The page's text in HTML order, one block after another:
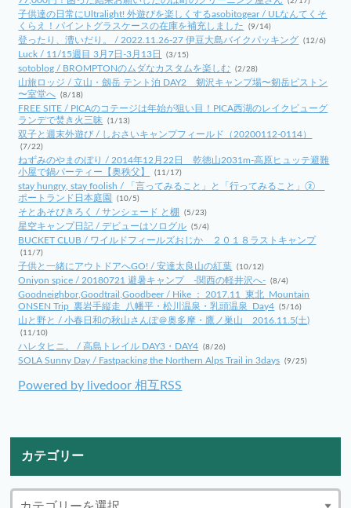
子供達の日常にUltralight! 外遊びを楽しくするasobitogear / ULなんてくそ
くらえ！パイントグラスケースの在庫を補充しました
(9/14)
登ったり、漕いだり。 / 2022.11.26-27 伊豆大島バイクパッキング (12/6)
Luck / 11/15週目 3月7日-3月13日 (3/15)
sotoblog / BROMPTONのムダなカスタムを楽しむ (2/28)
山旅ロッジ / 立山・劔岳 テント泊 DAY2 剱沢キャンプ場〜剱岳ピストン
〜室堂へ (8/18)
FREE SITE / PICAのコテージは年始が狙い目！PICA西湖のレイクビューグ
ランデで焚き火三昧
(1/13)
双子と週末外遊び / しおさいキャンプフィールド（20200112-0114）
(7/22)
ねずみのやまのぼり / 2014年12月22日 乾徳山2031m-高原ヒュッテ避難
小屋で鍋パーティー【奥秩父】
(11/17)
stay hungry, stay foolish / 「言ってみること」と「行ってみること」②
ポートランド日本庭園
(10/5)
そとあそびきろく / サンシェード と棚 (5/23)
星空キャンプ日記 / デビューはソログル (5/4)
BUCKET CLUB / ワイルドフィールズおじか ２０１８ラストキャンプ
(11/7)
子供と一緒にアウトドアへGO! / 安達太良山の紅葉 (10/12)
Oniyon spice / 20180721 避暑キャンプ -関西の軽井沢へ- (8/4)
Goodneighbor,Goodtrail,Goodbeer / Hike ： 2017.11_東北_Mountain
ONSEN Trip_裏岩手縦走_八幡平・松川温泉・乳頭温泉_Day4 (5/16)
山と野と / 小春日和の秋山さんぽ＠奥多摩・鷹ノ巣山 2016.11.5(土)
(11/10)
ハレタヒニ。 / 高島トレイル DAY3・DAY4 (8/26)
SOLA Sunny Day / Fastpacking the Northern Alps Trail in 3days (9/25)
Powered by livedoor 相互RSS
カテゴリー